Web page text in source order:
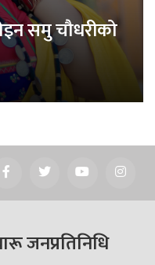
समु चौधरीको
जनप्रतिनिधि